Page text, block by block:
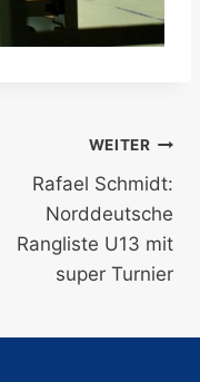
WEITER
Rafael Schmidt:
Norddeutsche
Rangliste U13 mit
super Turnier